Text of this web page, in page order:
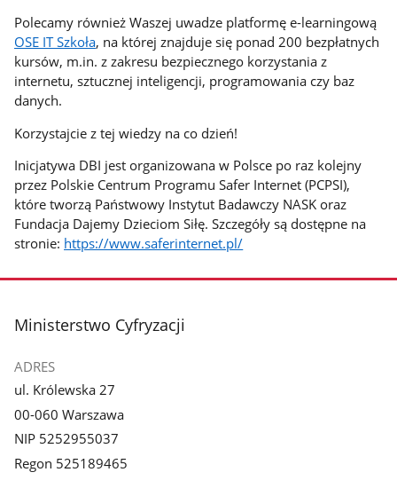
Polecamy również Waszej uwadze platformę e-learningową
OSE IT Szkoła, na której znajduje się ponad 200 bezpłatnych
kursów, m.in. z zakresu bezpiecznego korzystania z
internetu, sztucznej inteligencji, programowania czy baz
danych.
Korzystajcie z tej wiedzy na co dzień!
Inicjatywa DBI jest organizowana w Polsce po raz kolejny
przez Polskie Centrum Programu Safer Internet (PCPSI),
które tworzą Państwowy Instytut Badawczy NASK oraz
Fundacja Dajemy Dzieciom Siłę. Szczegóły są dostępne na
stronie: https://www.saferinternet.pl/
stopka
Ministerstwo Cyfryzacji
ADRES
ul. Królewska 27
00-060 Warszawa
NIP 5252955037
Regon 525189465